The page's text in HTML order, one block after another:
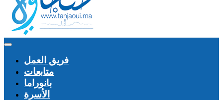
فريق العمل
متابعات
بانوراما
الأسرة